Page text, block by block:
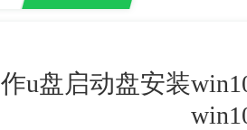
u盘启动盘安装